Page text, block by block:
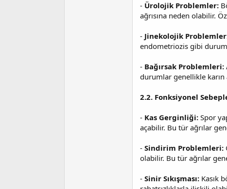
- Ürolojik Problemler:
ağrısına neden olabilir.
- Jinekolojik
endometriozis gibi
- Bağırsak Problemleri:
durumlar genellikle
2.2. Fonksiyonel
- Kas Gerginliği: Spor
açabilir. Bu tür ağrılar
- Sindirim Problemleri:
olabilir. Bu tür ağrılar
- Sinir Sıkışması: Kasık